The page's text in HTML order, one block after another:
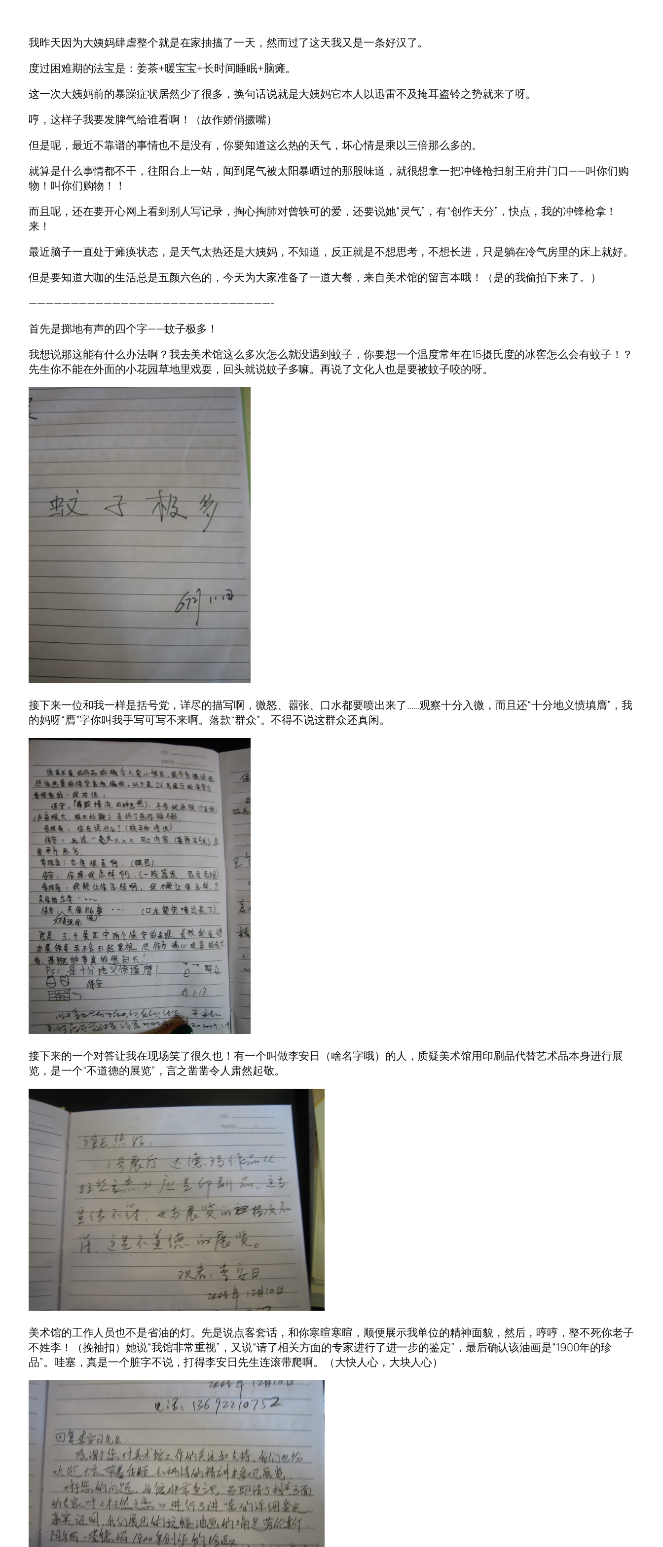
我昨天因为大姨妈肆虐整个就是在家抽搐了一天，然而过了这天我又是一条好汉了。
度过困难期的法宝是：姜茶+暖宝宝+长时间睡眠+脑瘫。
这一次大姨妈前的暴躁症状居然少了很多，换句话说就是大姨妈它本人以迅雷不及掩耳盗铃之势就来了呀。
哼，这样子我要发脾气给谁看啊！（故作娇俏撅嘴）
但是呢，最近不靠谱的事情也不是没有，你要知道这么热的天气，坏心情是乘以三倍那么多的。
就算是什么事情都不干，往阳台上一站，闻到尾气被太阳暴晒过的那股味道，就很想拿一把冲锋枪扫射王府井门口——叫你们购
物！叫你们购物！！
而且呢，还在要开心网上看到别人写记录，掏心掏肺对曾轶可的爱，还要说她“灵气”，有“创作天分”，快点，我的冲锋枪拿！
来！
最近脑子一直处于瘫痪状态，是天气太热还是大姨妈，不知道，反正就是不想思考，不想长进，只是躺在冷气房里的床上就好。
但是要知道大咖的生活总是五颜六色的，今天为大家准备了一道大餐，来自美术馆的留言本哦！（是的我偷拍下来了。）
—————————————————————————————-
首先是掷地有声的四个字——蚊子极多！
我想说那这能有什么办法啊？我去美术馆这么多次怎么就没遇到蚊子，你要想一个温度常年在15摄氏度的冰窖怎么会有蚊子！？
先生你不能在外面的小花园草地里戏耍，回头就说蚊子多嘛。再说了文化人也是要被蚊子咬的呀。
接下来一位和我一样是括号党，详尽的描写啊，微怒、嚣张、口水都要喷出来了……观察十分入微，而且还“十分地义愤填膺”，我
的妈呀“膺”字你叫我手写可写不来啊。落款“群众”。不得不说这群众还真闲。
接下来的一个对答让我在现场笑了很久也！有一个叫做李安日（啥名字哦）的人，质疑美术馆用印刷品代替艺术品本身进行展
览，是一个“不道德的展览”，言之凿凿令人肃然起敬。
美术馆的工作人员也不是省油的灯。先是说点客套话，和你寒暄寒暄，顺便展示我单位的精神面貌，然后，哼哼，整不死你老子
不姓李！（挽袖扣）她说“我馆非常重视”，又说“请了相关方面的专家进行了进一步的鉴定”，最后确认该油画是“1900年的珍
品”。哇塞，真是一个脏字不说，打得李安日先生连滚带爬啊。（大快人心，大块人心）